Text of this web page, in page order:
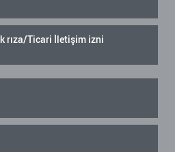
rıza/Ticari İletişim izni